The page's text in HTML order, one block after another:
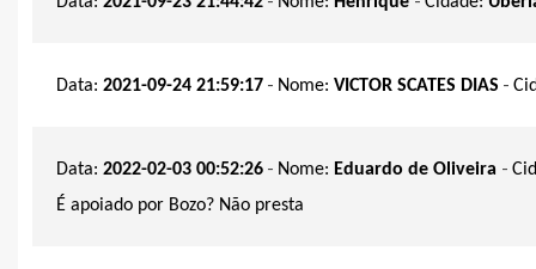
Data: 2021-09-24 21:59:17 - Nome: VICTOR SCATES DIAS -
Data: 2022-02-03 00:52:26 - Nome: Eduardo de Oliveira -
É apoiado por Bozo? Não presta